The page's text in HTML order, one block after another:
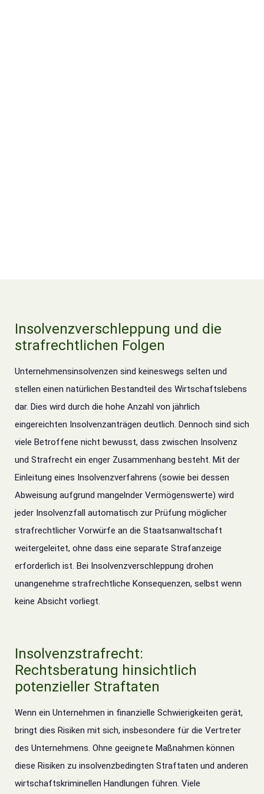
Insolvenzverschleppung und die
strafrechtlichen Folgen
Unternehmensinsolvenzen sind keineswegs selten und
stellen einen natürlichen Bestandteil des Wirtschaftslebens
dar. Dies wird durch die hohe Anzahl von jährlich
eingereichten Insolvenzanträgen deutlich. Dennoch sind sich
viele Betroffene nicht bewusst, dass zwischen Insolvenz
und Strafrecht ein enger Zusammenhang besteht. Mit der
Einleitung eines Insolvenzverfahrens (sowie bei dessen
Abweisung aufgrund mangelnder Vermögenswerte) wird
jeder Insolvenzfall automatisch zur Prüfung möglicher
strafrechtlicher Vorwürfe an die Staatsanwaltschaft
weitergeleitet, ohne dass eine separate Strafanzeige
erforderlich ist. Bei Insolvenzverschleppung drohen
unangenehme strafrechtliche Konsequenzen, selbst wenn
keine Absicht vorliegt.
Insolvenzstrafrecht:
Rechtsberatung hinsichtlich
potenzieller Straftaten
Wenn ein Unternehmen in finanzielle Schwierigkeiten gerät,
bringt dies Risiken mit sich, insbesondere für die Vertreter
des Unternehmens. Ohne geeignete Maßnahmen können
diese Risiken zu insolvenzbedingten Straftaten und anderen
wirtschaftskriminellen Handlungen führen. Viele